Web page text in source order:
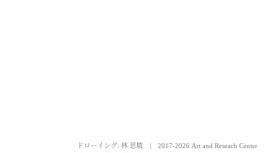
ドローイング: 林 思駿 2017-2026 Art and Reseach Center